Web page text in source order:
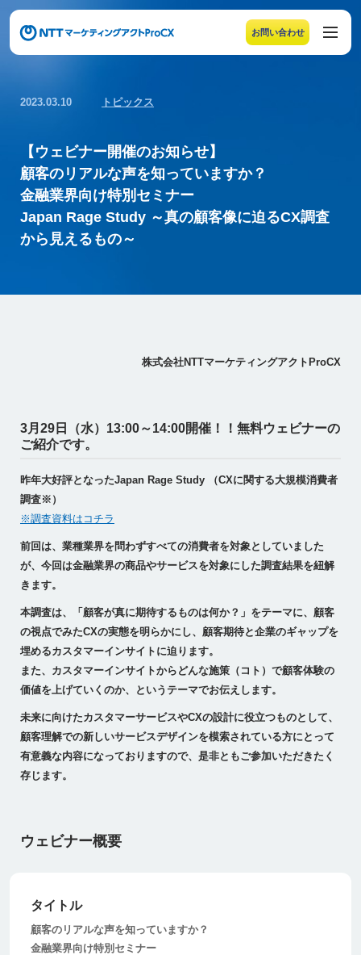
お問い合わせ
メニューの末尾です。Escape キーでメニューを閉じるこ
2023.03.10 トピックス
【ウェビナー開催のお知らせ】
顧客のリアルな声を知っていますか？
金融業界向け特別セミナー
Japan Rage Study ～真の顧客像に迫るCX調査
から見えるもの～
株式会社NTTマーケティングアクトProCX
3月29日（水）13:00～14:00開催！！無料ウェビナーの
ご紹介です。
昨年大好評となったJapan Rage Study （CXに関する大規模消費者
調査※）
※調査資料はコチラ
前回は、業種業界を問わずすべての消費者を対象としていました
が、今回は金融業界の商品やサービスを対象にした調査結果を紐解
きます。
本調査は、「顧客が真に期待するものは何か？」をテーマに、顧客
の視点でみたCXの実態を明らかにし、顧客期待と企業のギャップを
埋めるカスタマーインサイトに迫ります。
また、カスタマーインサイトからどんな施策（コト）で顧客体験の
価値を上げていくのか、というテーマでお伝えします。
未来に向けたカスタマーサービスやCXの設計に役立つものとして、
顧客理解での新しいサービスデザインを模索されている方にとって
有意義な内容になっておりますので、是非ともご参加いただきたく
存じます。
ウェビナー概要
タイトル
顧客のリアルな声を知っていますか？
金融業界向け特別セミナー